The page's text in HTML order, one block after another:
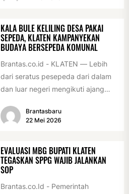
internasional...
KALA BULE KELILING DESA PAKAI
SEPEDA, KLATEN KAMPANYEKAN
BUDAYA BERSEPEDA KOMUNAL
Brantas.co.id - KLATEN — Lebih
dari seratus pesepeda dari dalam
dan luar negeri mengikuti ajang
Association Rally...
Brantasbaru
22 Mei 2026
EVALUASI MBG BUPATI KLATEN
TEGASKAN SPPG WAJIB JALANKAN
SOP
Brantas.co.Id - Pemerintah